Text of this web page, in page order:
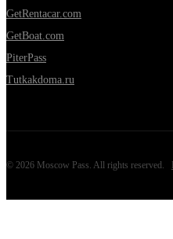
GetRentacar.com
GetBoat.com
PiterPass
Tutkakdoma.ru
© 2026 Moscow Pass. All rights reserved.